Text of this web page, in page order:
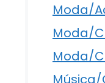
Moda/
Moda/
Moda/